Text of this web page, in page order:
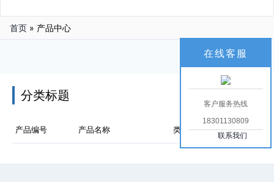
首页 » 产品中心
分类标题
产品编号 产品名称 类型 价格
在线客服
客户服务热线
18301130809
联系我们